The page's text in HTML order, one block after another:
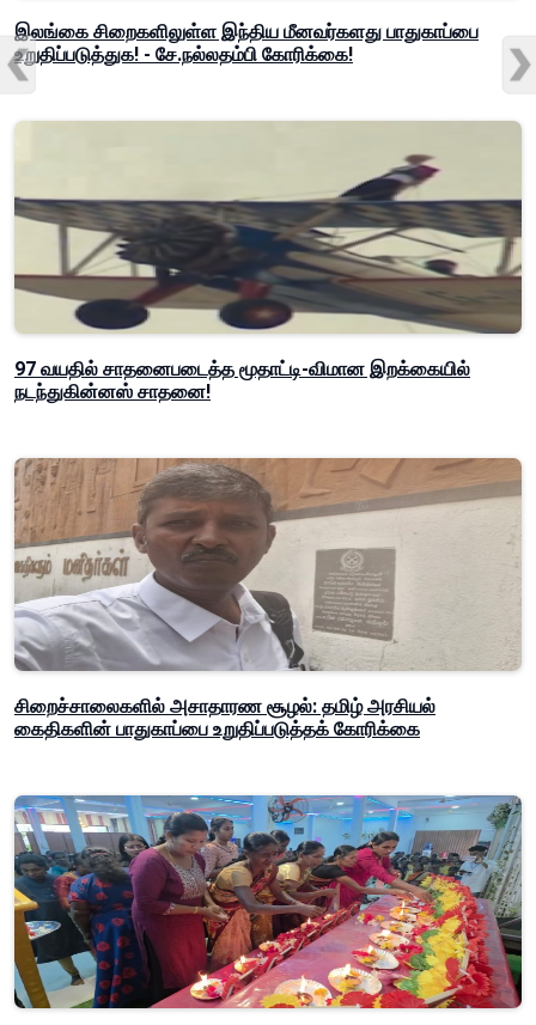
இலங்கை சிறைகளிலுள்ள இந்திய மீனவர்களது பாதுகாப்பை
உறுதிப்படுத்துக! - சே.நல்லதம்பி கோரிக்கை!
97 வயதில் சாதனைபடைத்த மூதாட்டி-விமான இறக்கையில்
நடந்துகின்னஸ் சாதனை!
சிறைச்சாலைகளில் அசாதாரண சூழல்: தமிழ் அரசியல்
கைதிகளின் பாதுகாப்பை உறுதிப்படுத்தக் கோரிக்கை